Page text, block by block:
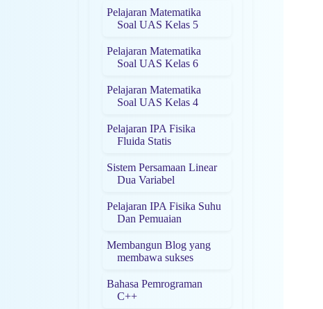
Pelajaran Matematika
Soal UAS Kelas 5
Pelajaran Matematika
Soal UAS Kelas 6
Pelajaran Matematika
Soal UAS Kelas 4
Pelajaran IPA Fisika
Fluida Statis
Sistem Persamaan Linear
Dua Variabel
Pelajaran IPA Fisika Suhu
Dan Pemuaian
Membangun Blog yang
membawa sukses
Bahasa Pemrograman
C++